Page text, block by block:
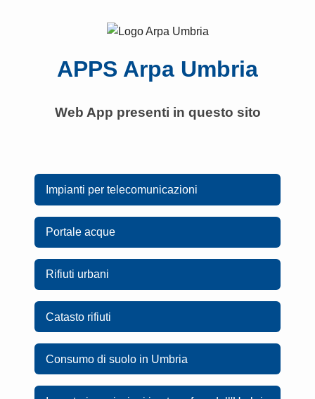
APPS Arpa Umbria
Web App presenti in questo sito
Impianti per telecomunicazioni
Portale acque
Rifiuti urbani
Catasto rifiuti
Consumo di suolo in Umbria